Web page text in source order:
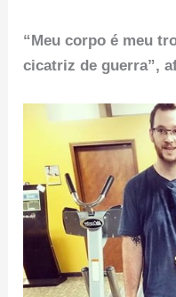
“Meu corpo é meu
cicatriz de guerra”,